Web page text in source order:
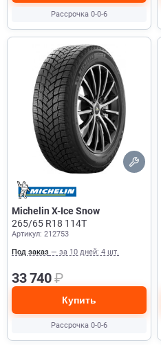
Рассрочка 0-0-6
Michelin X-Ice Snow
265/65 R18 114T
Артикул: 212753
Под заказ — за 10 дней: 4 шт.
33 740₽
Купить
Рассрочка 0-0-6